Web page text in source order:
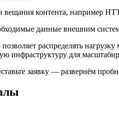
вещания контента, например
данные внешним
позволяет распределять
инфраструктуру для
заявку — развернём